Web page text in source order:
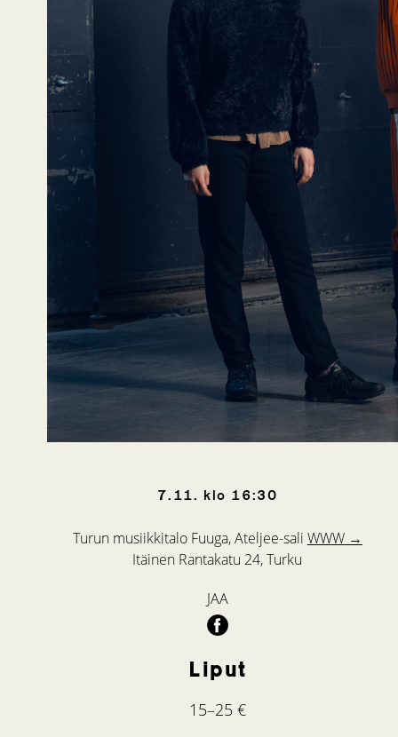
7.11. klo 16:30
Turun musiikkitalo Fuuga, Ateljee-sali WWW →
Itäinen Rantakatu 24, Turku
JAA
Liput
15–25 €